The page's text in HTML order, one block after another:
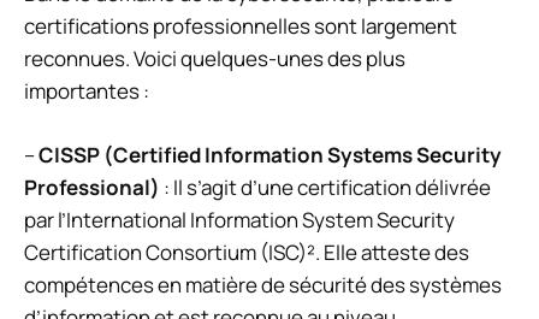
certifications professionnelles sont largement
reconnues. Voici quelques-unes des plus
importantes :
–CISSP (Certified Information Systems Security
Professional) : Il s’agit d’une certification délivrée
par l’International Information System Security
Certification Consortium (ISC)². Elle atteste des
compétences en matière de sécurité des systèmes